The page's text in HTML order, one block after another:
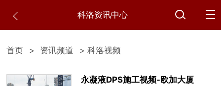
科洛资讯中心
首页 > 资讯频道 > 科洛视频
永凝液DPS施工视频-欧加大厦